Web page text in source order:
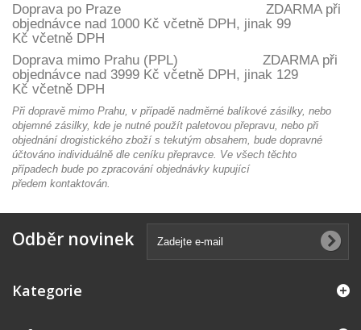
Doprava po Praze ZDARMA při
objednávce nad 1000 Kč včetně DPH, jinak 99
Kč včetně DPH
Doprava mimo Prahu (PPL) ZDARMA při
objednávce nad 3999 Kč včetně DPH, jinak 129
Kč včetně DPH
Při dopravě mimo Prahu, v případě nadměrné balíkové zásilky, nebo
objemné zásilky, kde je nutné použít paletovou přepravu, nebo při
objednání drogistického zboží s tekutým obsahem, bude dopravné
účtováno individuálně dle ceníku přepravce. Ve všech těchto
případech bude po zpracování objednávky kupující
předem kontaktován.
Odběr novinek
Kategorie